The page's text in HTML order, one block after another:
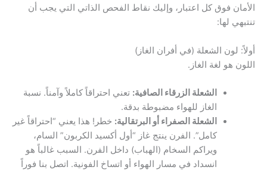
الأمان فوق كل اعتبار، وإليك نقاط الفحص الذاتي التي يجب أن
تنتبهي لها:
أولاً: لون الشعلة (في أفران الغاز)
اللون هو لغة الغاز.
الشعلة الزرقاء الصافية: تعني احتراقاً كاملاً وآمناً. نسبة
الغاز للهواء مضبوطة بدقة.
الشعلة الصفراء أو البرتقالية: خطر! هذا يعني “احتراقاً غير
كامل”. الفرن ينتج غاز “أول أكسيد الكربون” السام،
ويراكم السخام (الهباب) داخل الفرن. السبب غالباً هو
انسداد في مسار الهواء أو اتساخ الفونية. اتصل بنا فوراً